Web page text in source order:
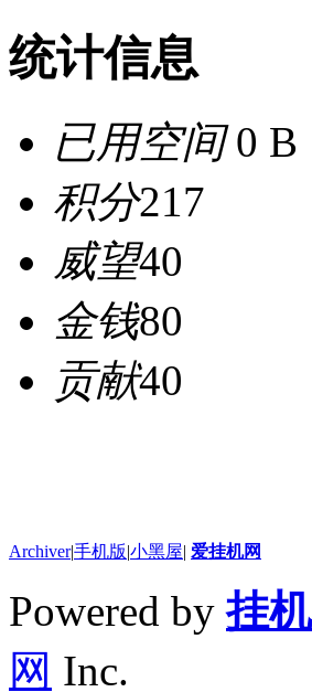
统计信息
已用空间0 B
积分217
威望40
金钱80
贡献40
Archiver|手机版|小黑屋| 爱挂机网
Powered by挂
网 Inc.